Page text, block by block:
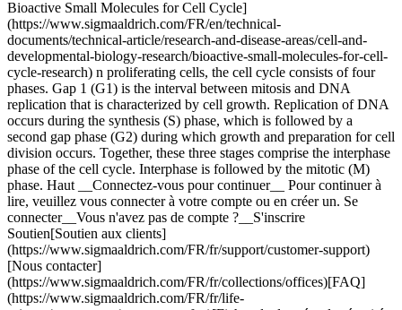
Bioactive Small Molecules for Cell Cycle]
(https://www.sigmaaldrich.com/FR/en/technical-
documents/technical-article/research-and-disease-areas/cell-and-
developmental-biology-research/bioactive-small-molecules-for-cell-
cycle-research) n proliferating cells, the cell cycle consists of four
phases. Gap 1 (G1) is the interval between mitosis and DNA
replication that is characterized by cell growth. Replication of DNA
occurs during the synthesis (S) phase, which is followed by a
second gap phase (G2) during which growth and preparation for cell
division occurs. Together, these three stages comprise the interphase
phase of the cell cycle. Interphase is followed by the mitotic (M)
phase. Haut __Connectez-vous pour continuer__ Pour continuer à
lire, veuillez vous connecter à votre compte ou en créer un. Se
connecter__Vous n'avez pas de compte ?__S'inscrire
Soutien[Soutien aux clients]
(https://www.sigmaaldrich.com/FR/fr/support/customer-support)
[Nous contacter]
(https://www.sigmaaldrich.com/FR/fr/collections/offices)[FAQ]
(https://www.sigmaaldrich.com/FR/fr/life-